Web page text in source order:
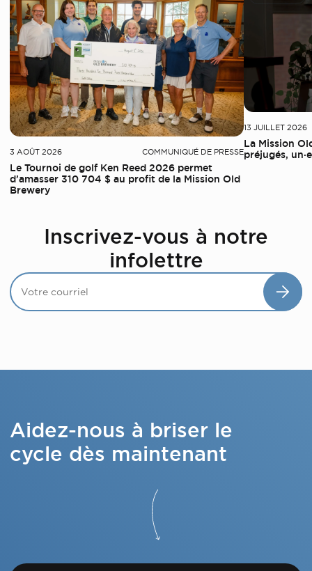
3 AOÛT 2026 COMMUNIQUÉ DE PRESSE
Le Tournoi de golf Ken Reed 2026 permet
d’amasser 310 704 $ au profit de la Mission Old
Brewery
13 JUILLET 2026
La Mission
préjugés,
Inscrivez-vous à notre
infolettre
Aidez-nous à briser le
cycle dès maintenant